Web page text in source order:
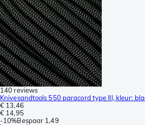
140 reviews
Knivesandtools 550 paracord type III, kleur:
€ 13,46
€ 14,95
-10%Bespaar 1,49